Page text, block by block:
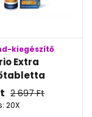
kiegészítő
Extra
2 697Ft
20X